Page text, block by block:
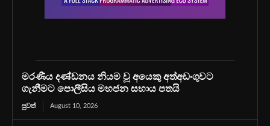
මරණීය දණ්ඩනය නියම වූ අයෙකු අත්අඩංගුවට
ගැනීමට පොලීසිය මහජන සහාය පතයි
පුවත් August 10, 2026